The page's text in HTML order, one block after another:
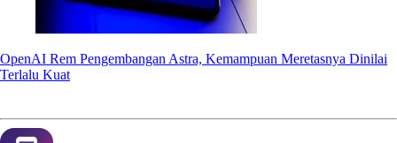
OpenAI Rem Pengembangan Astra, Kemampuan Meretasnya Dinilai
Terlalu Kuat